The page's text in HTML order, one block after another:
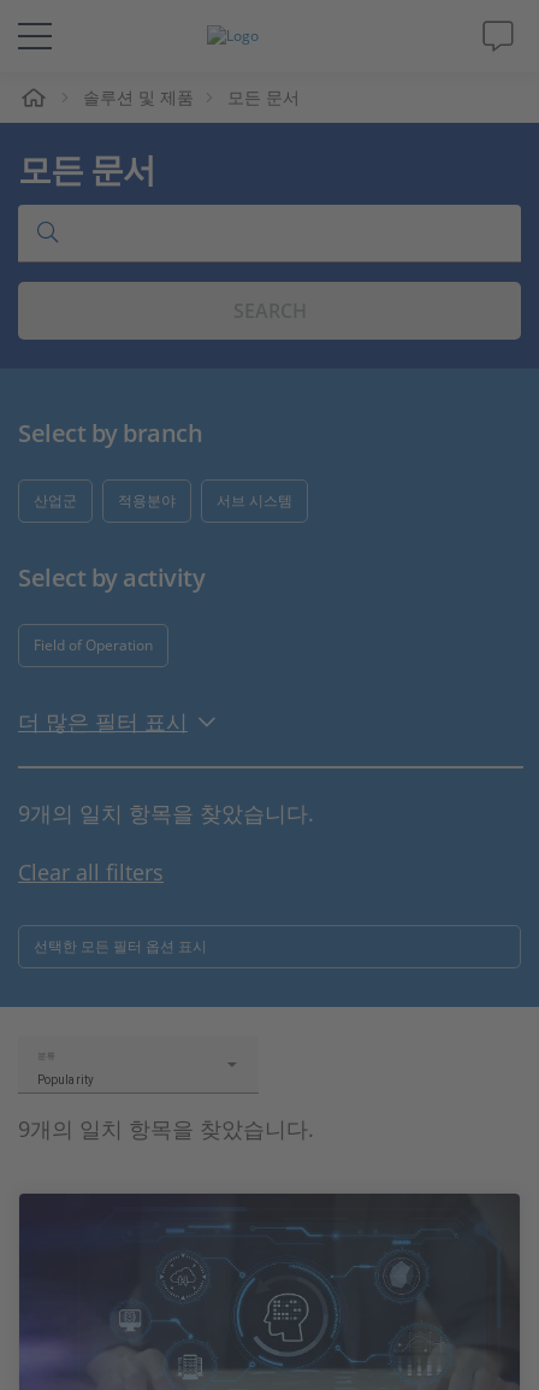
솔루션 및 제품
Support
동영상
인재채용
솔루션 및 제품 모든 문서
모든 문서
Select by branch
산업군 적용분야 서브 시스템
Select by activity
Field of Operation
더 많은 필터 표시
9개의 일치 항목을 찾았습니다.
Clear all filters
선택한 모든 필터 옵션 표시
9개의 일치 항목을 찾았습니다.
분류
Popularity